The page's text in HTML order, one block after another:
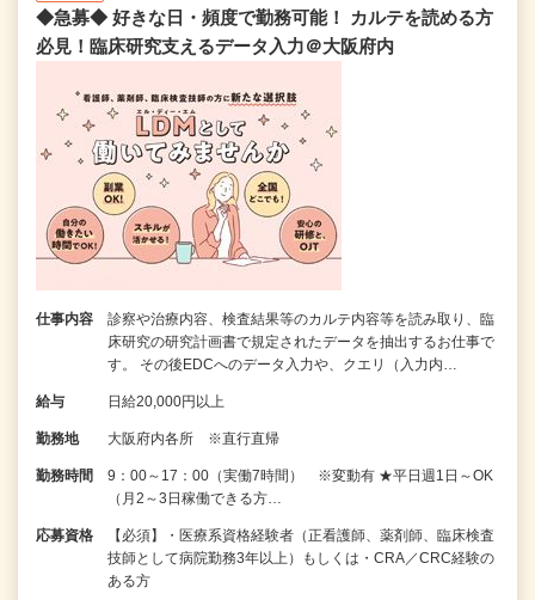
◆急募◆ 好きな日・頻度で勤務可能！ カルテを読める方
必見！臨床研究支えるデータ入力＠大阪府内
仕事内容
診察や治療内容、検査結果等のカルテ内容等を読み取り、臨
床研究の研究計画書で規定されたデータを抽出するお仕事で
す。 その後EDCへのデータ入力や、クエリ（入力内…
給与 日給20,000円以上
勤務地 大阪府内各所 ※直行直帰
勤務時間
9：00～17：00（実働7時間） ※変動有 ★平日週1日～OK
（月2～3日稼働できる方…
応募資格
【必須】・医療系資格経験者（正看護師、薬剤師、臨床検査
技師として病院勤務3年以上）もしくは・CRA／CRC経験の
ある方